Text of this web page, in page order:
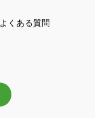
よくある質問